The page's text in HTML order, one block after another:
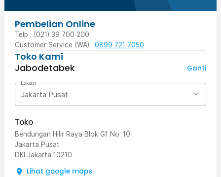
Pembelian Online
Telp : (021) 39 700 200
Customer Service (WA) : 0899 721 7050
Toko Kami
Jabodetabek
Ganti
Lokasi
Jakarta Pusat
Toko
Bendungan Hilir Raya Blok G1 No. 10
Jakarta Pusat
DKI Jakarta 10210
Lihat google maps